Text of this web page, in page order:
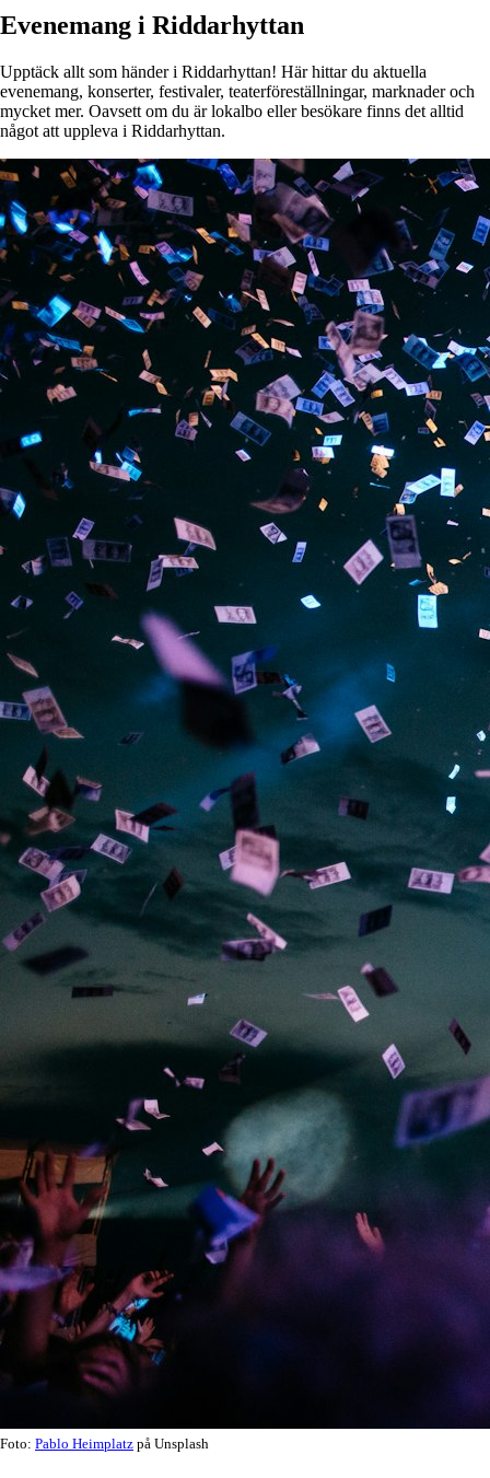
Evenemang i Riddarhyttan
Upptäck allt som händer i Riddarhyttan! Här hittar du aktuella
evenemang, konserter, festivaler, teaterföreställningar, marknader och
mycket mer. Oavsett om du är lokalbo eller besökare finns det alltid
något att uppleva i Riddarhyttan.
Foto: Pablo Heimplatz på Unsplash